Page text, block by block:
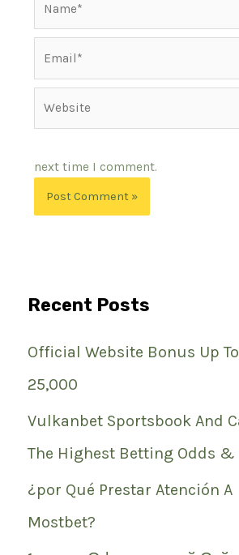
Recent Posts
Official Website Bonus Up
25,000
Vulkanbet Sportsbook And
The Highest Betting Odds &
¿por Qué Prestar Atención A
Mostbet?
next time I comment.